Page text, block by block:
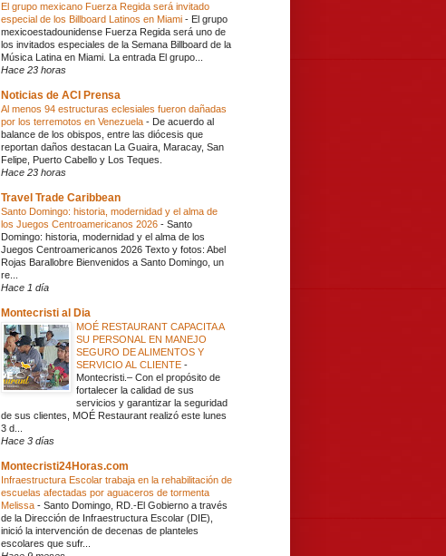
El grupo mexicano Fuerza Regida será invitado
especial de los Billboard Latinos en Miami - El grupo
mexicoestadounidense Fuerza Regida será uno de
los invitados especiales de la Semana Billboard de la
Música Latina en Miami. La entrada El grupo...
Hace 23 horas
Noticias de ACI Prensa
Al menos 94 estructuras eclesiales fueron dañadas
por los terremotos en Venezuela - De acuerdo al
balance de los obispos, entre las diócesis que
reportan daños destacan La Guaira, Maracay, San
Felipe, Puerto Cabello y Los Teques.
Hace 23 horas
Travel Trade Caribbean
Santo Domingo: historia, modernidad y el alma de
los Juegos Centroamericanos 2026 - Santo
Domingo: historia, modernidad y el alma de los
Juegos Centroamericanos 2026 Texto y fotos: Abel
Rojas Barallobre Bienvenidos a Santo Domingo, un
re...
Hace 1 día
Montecristi al Dia
MOÉ RESTAURANT CAPACITA A
SU PERSONAL EN MANEJO
SEGURO DE ALIMENTOS Y
SERVICIO AL CLIENTE -
Montecristi.– Con el propósito de
fortalecer la calidad de sus
servicios y garantizar la seguridad
de sus clientes, MOÉ Restaurant realizó este lunes
3 d...
Hace 3 días
Montecristi24Horas.com
Infraestructura Escolar trabaja en la rehabilitación de
escuelas afectadas por aguaceros de tormenta
Melissa - Santo Domingo, RD.-El Gobierno a través
de la Dirección de Infraestructura Escolar (DIE),
inició la intervención de decenas de planteles
escolares que sufr...